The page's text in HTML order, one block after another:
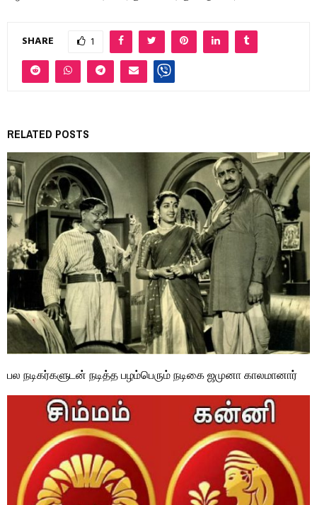
SHARE 1
RELATED POSTS
பல நடிகர்களுடன் நடித்த பழம்பெரும் நடிகை ஜமுனா காலமானார்